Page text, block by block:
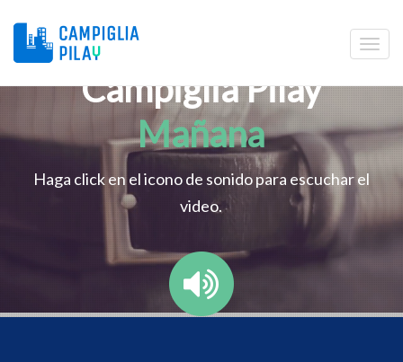
Campiglia Pilay
Mañana
Haga click en el icono de sonido para escuchar el
video.